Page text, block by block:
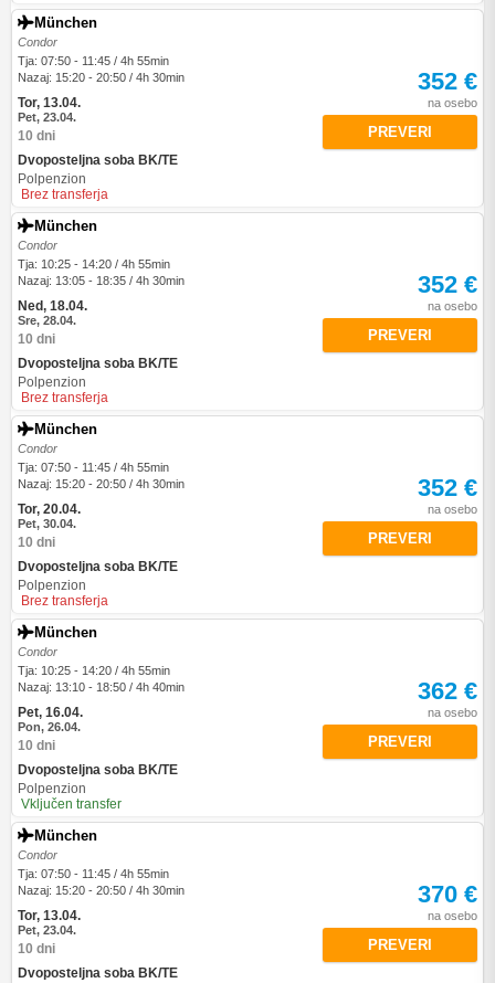
München
Condor
Tja: 07:50 - 11:45 / 4h 55min
Nazaj: 15:20 - 20:50 / 4h 30min
Tor, 13.04.
Pet, 23.04.
10 dni
Dvoposteljna soba BK/TE
Polpenzion
Brez transferja
352 €
na osebo
PREVERI
München
Condor
Tja: 10:25 - 14:20 / 4h 55min
Nazaj: 13:05 - 18:35 / 4h 30min
Ned, 18.04.
Sre, 28.04.
10 dni
Dvoposteljna soba BK/TE
Polpenzion
Brez transferja
352 €
na osebo
PREVERI
München
Condor
Tja: 07:50 - 11:45 / 4h 55min
Nazaj: 15:20 - 20:50 / 4h 30min
Tor, 20.04.
Pet, 30.04.
10 dni
Dvoposteljna soba BK/TE
Polpenzion
Brez transferja
352 €
na osebo
PREVERI
München
Condor
Tja: 10:25 - 14:20 / 4h 55min
Nazaj: 13:10 - 18:50 / 4h 40min
Pet, 16.04.
Pon, 26.04.
10 dni
Dvoposteljna soba BK/TE
Polpenzion
Vključen transfer
362 €
na osebo
PREVERI
München
Condor
Tja: 07:50 - 11:45 / 4h 55min
Nazaj: 15:20 - 20:50 / 4h 30min
Tor, 13.04.
Pet, 23.04.
10 dni
Dvoposteljna soba BK/TE
370 €
na osebo
PREVERI